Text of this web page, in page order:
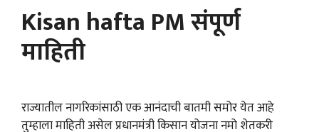
Kisan hafta PM संपूर्ण
माहिती
राज्यातील नागरिकांसाठी एक आनंदाची बातमी समोर येत आहे
तुम्हाला माहिती असेल प्रधानमंत्री किसान योजना नमो शेतकरी